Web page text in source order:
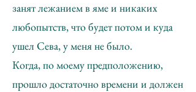
занят лежанием в яме и никаких
любопытств, что будет потом и куда
ушел Сева, у меня не было.
Когда, по моему предположению,
прошло достаточно времени и должен